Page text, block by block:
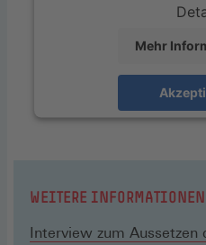
Mehr
WEITERE INFORMATIONEN
Interview zum Aussetzen